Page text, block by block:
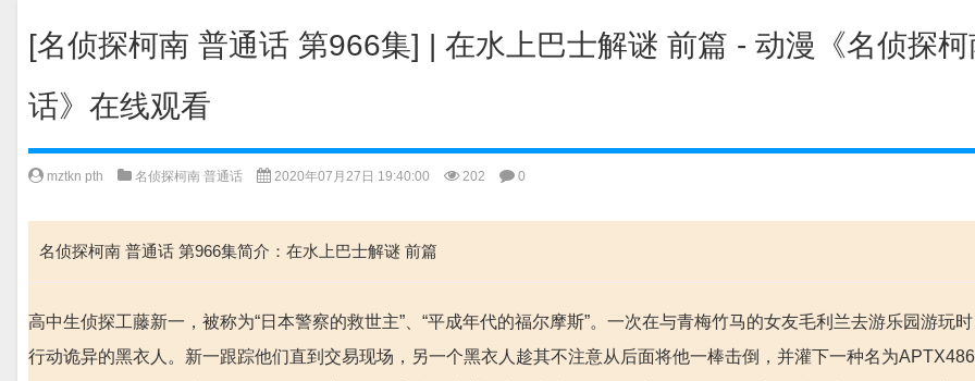
[名侦探柯南 普通话 第966集] | 在水上巴士解谜 前篇 - 动漫《名侦探柯
话》在线观看
mztkn pth 名侦探柯南 普通话 2020年07月27日 19:40:00 202 0
名侦探柯南 普通话 第966集简介：在水上巴士解谜 前篇
高中生侦探工藤新一，被称为“日本警察的救世主”、“平成年代的福尔摩斯”。一次在与青梅竹马的女友毛利兰去游乐园游玩
行动诡异的黑衣人。新一跟踪他们直到交易现场，另一个黑衣人趁其不注意从后面将他一棒击倒，并灌下一种名为